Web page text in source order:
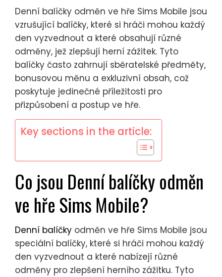
Denní balíčky odměn ve hře Sims Mobile jsou
vzrušující balíčky, které si hráči mohou každý
den vyzvednout a které obsahují různé
odměny, jež zlepšují herní zážitek. Tyto
balíčky často zahrnují sběratelské předměty,
bonusovou měnu a exkluzivní obsah, což
poskytuje jedinečné příležitosti pro
přizpůsobení a postup ve hře.
Key sections in the article:
Co jsou Denní balíčky odměn
ve hře Sims Mobile?
Denní balíčky odměn ve hře Sims Mobile jsou
speciální balíčky, které si hráči mohou každý
den vyzvednout a které nabízejí různé
odměny pro zlepšení herního zážitku. Tyto